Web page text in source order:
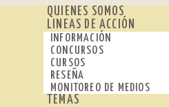
QUIENES SOMOS
LINEAS DE ACCIÓN
INFORMACIÓN
CONCURSOS
CURSOS
RESEÑA
MONITOREO DE MEDIOS
TEMAS